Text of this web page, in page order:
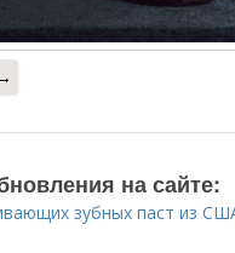
на сайте:
зубных паст из